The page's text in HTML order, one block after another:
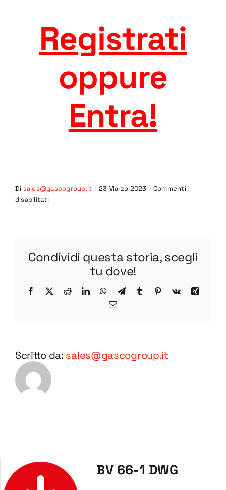
Registrati
oppure
Entra!
Di sales@gascogroup.it | 23 Marzo 2023 | Commenti
disabilitatisu
Condividi questa storia, scegli
tu dove!
Facebook
X RedditLinkedInWhatsApp
TelegramTumblr Pinterest
Vk
Xing
Email
Scritto da: sales@gascogroup.it
BV 66-1 DWG